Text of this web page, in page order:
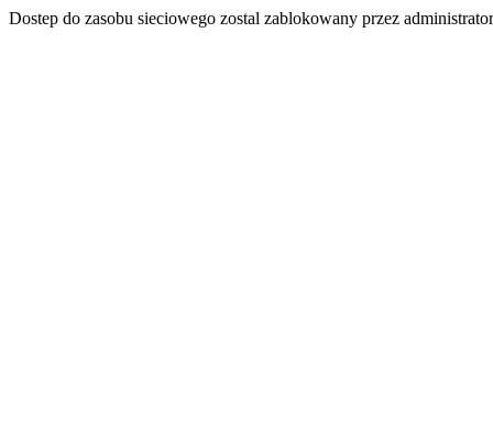
Dostep do zasobu sieciowego zostal zablokowany przez